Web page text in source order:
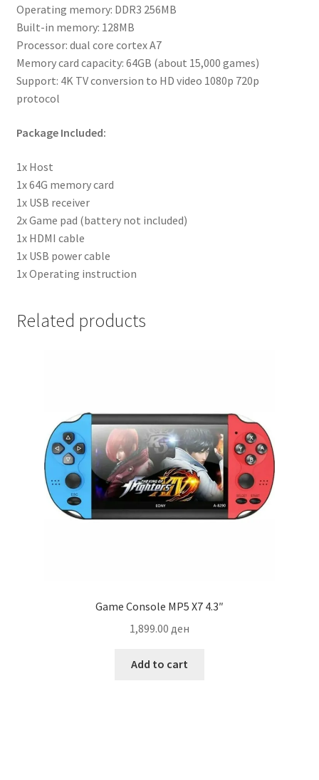
Operating memory: DDR3 256MB
Built-in memory: 128MB
Processor: dual core cortex A7
Memory card capacity: 64GB (about 15,000 games)
Support: 4K TV conversion to HD video 1080p 720p
protocol
Package Included:
1x Host
1x 64G memory card
1x USB receiver
2x Game pad (battery not included)
1x HDMI cable
1x USB power cable
1x Operating instruction
Related products
Game Console MP5 X7 4.3″
1,899.00 ден
Add to cart